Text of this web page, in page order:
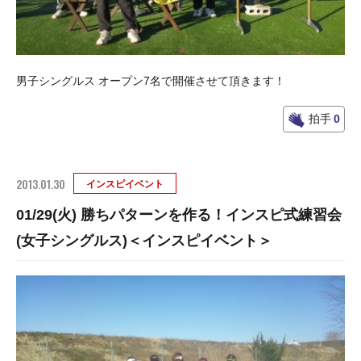
男子シングルス オープン7名で開催させて頂きます！
拍手0
2013.01.30 インスピイベント
01/29(火) 勝ちパターンを作る！インスピ式練習会
(女子シングルス)＜インスピイベント＞